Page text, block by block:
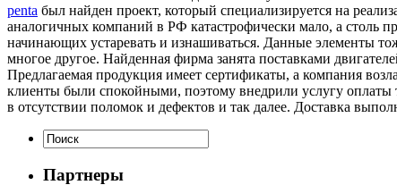
penta был найден проект, который специализируется на
аналогичных компаний в РФ катастрофически мало, а столь
начинающих устаревать и изнашиваться. Данные элементы
многое другое. Найденная фирма занята поставками
Предлагаемая продукция имеет сертификаты, а компания
клиенты были спокойными, поэтому внедрили услугу оплаты
в отсутствии поломок и дефектов и так далее. Доставка
Партнеры